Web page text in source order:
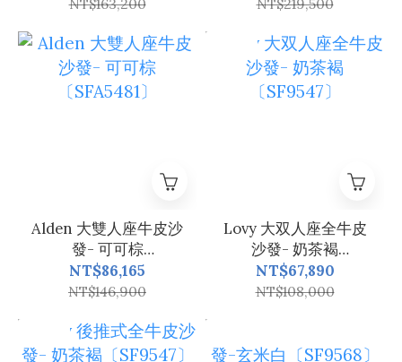
NT$163,200 NT$219,500
Alden 大雙人座牛皮沙
發- 可可棕
〔SFA5481〕
NT$86,165
NT$146,900
Lovy 大双人座全牛皮
沙發- 奶茶褐
〔SF9547〕
NT$67,890
NT$108,000